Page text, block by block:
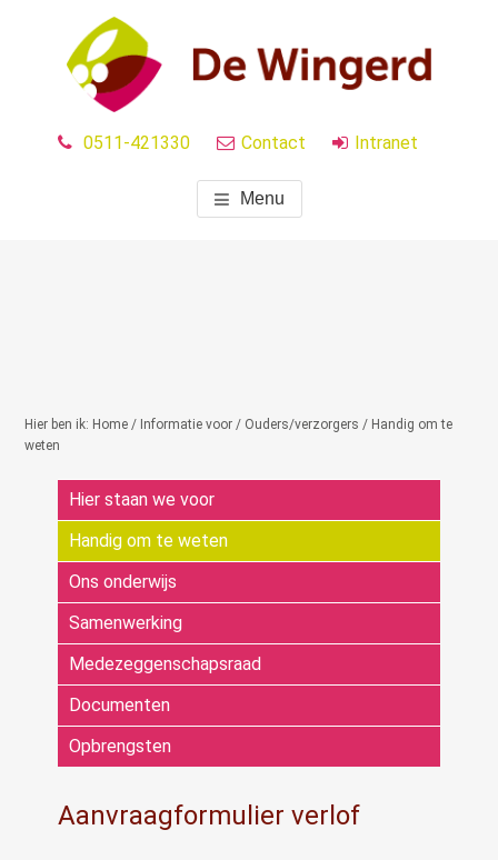
VSO DE WINGERD
0511-421330 Contact Intranet
Menu
Hier ben ik: Home / Informatie voor / Ouders/verzorgers / Handig om te
weten
Hier staan we voor
Handig om te weten
Ons onderwijs
Samenwerking
Medezeggenschapsraad
Documenten
Opbrengsten
Aanvraagformulier verlof